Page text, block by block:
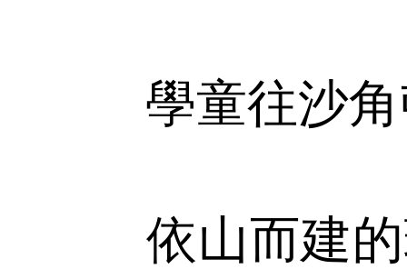
學童往沙角
依山而建的